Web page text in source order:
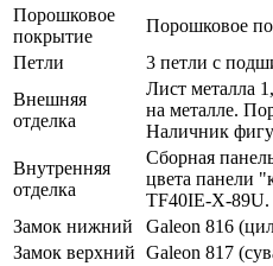
Порошковое
покрытие
Порошковое
Петли
3 петли с
Внешняя
отделка
Лист металла
на металле.
Наличник
Внутренняя
отделка
Сборная
цвета панели
TF40IE-X-89U.
Замок нижний
Galeon 816
Замок верхний Galeon 817